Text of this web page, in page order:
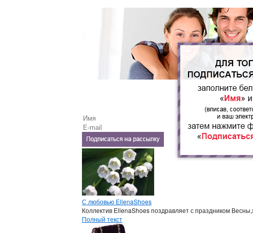
С любовью EllenaShoes
Коллектив EllenaShoes поздравляет с праздником
Полный текст